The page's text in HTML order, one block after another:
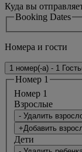
Куда вы
Booking Dates
Номера и гости
1 номер(-а) - 1
Номер 1
Номер 1
Bзрослые
- Удалить
+Добавить
Дети